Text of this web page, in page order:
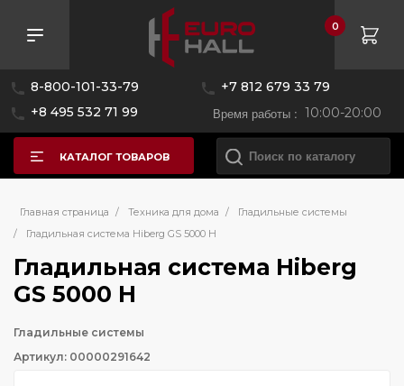
8-800-101-33-79
+7 812 679 33 79
+8 495 532 71 99
Время работы : 10:00-20:00
0
КАТАЛОГ ТОВАРОВ
Главная страница / Техника для дома /
Гладильные системы
/
Гладильная система Hiberg GS 5000 H
Гладильная система Hiberg
GS 5000 H
Гладильные системы
Артикул: 00000291642